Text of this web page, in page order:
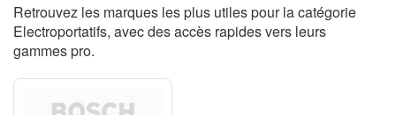
Retrouvez les marques les plus utiles pour la catégorie
Electroportatifs, avec des accès rapides vers leurs
gammes pro.